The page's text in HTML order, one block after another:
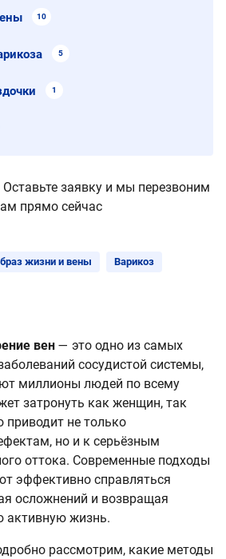
жизни и вены Варикоз
вен — это одно из самых
сосудистой системы,
миллионы людей по всему
затронуть как женщин, так
приводит не только
но и к серьёзным
оттока. Современные подходы
эффективно справляться
осложнений и возвращая
жизнь.
рассмотрим, какие методы
10
5
1
заявку и мы перезвоним
прямо сейчас